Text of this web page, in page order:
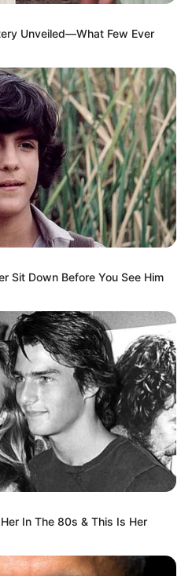
und einige der
, die allen Generationen
uns auch Ausflugsziele mit
werden.
kostenlos
sich die Präsidenten und
erschlagen würden,
so viele andere Menschen
weitere Kalauer
Unveiled—What Few Ever
Sit Down Before You See Him
In The 80s & This Is Her